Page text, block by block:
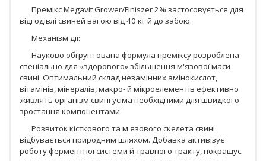
Премікс Megavit Grower/Finiszer 2% застосовується для
відгодівлі свиней вагою від 40 кг й до забою.
Механізм дії:
Науково обґрунтована формула преміксу розроблена
спеціально для «здорового» збільшення м'язової маси
свині. Оптимальний склад незамінних амінокислот,
вітамінів, мінералів, макро- й мікроелементів ефективно
живлять організм свині усіма необхідними для швидкого
зростання компонентами.
Розвиток кісткового та м'язового скелета свині
відбувається природним шляхом. Добавка активізує
роботу ферментної системи й травного тракту, покращує